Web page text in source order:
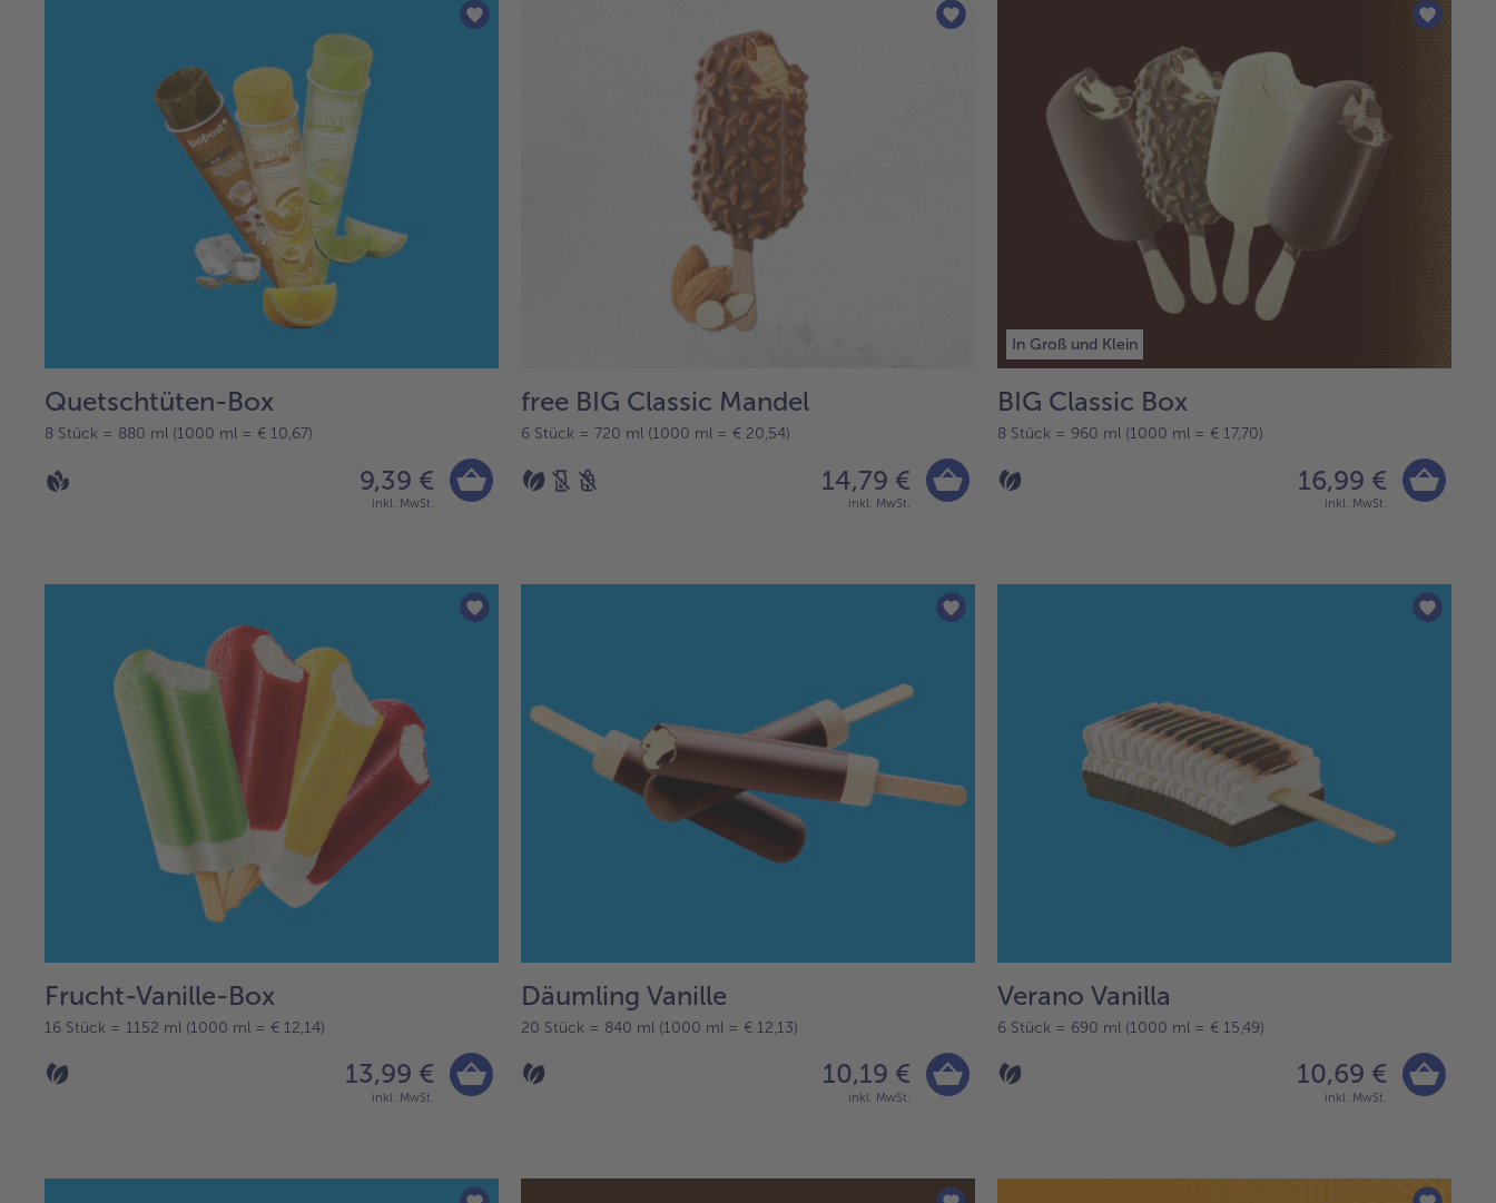
Liste.
Quetschtüten-Box
8 Stück = 880 ml (1000 ml = € 10,67)
9,39 €
inkl. MwSt.
free BIG Classic Mandel
6 Stück = 720 ml (1000 ml = € 20,54)
14,79 €
inkl. MwSt.
In Groß und Klein
BIG Classic Box
8 Stück = 960 ml (1000 ml = € 17,70)
16,99 €
inkl. MwSt.
Frucht-Vanille-Box
16 Stück = 1152 ml (1000 ml = € 12,14)
13,99 €
inkl. MwSt.
Däumling Vanille
20 Stück = 840 ml (1000 ml = € 12,13)
10,19 €
inkl. MwSt.
Verano Vanilla
6 Stück = 690 ml (1000 ml = € 15,49)
10,69 €
inkl. MwSt.